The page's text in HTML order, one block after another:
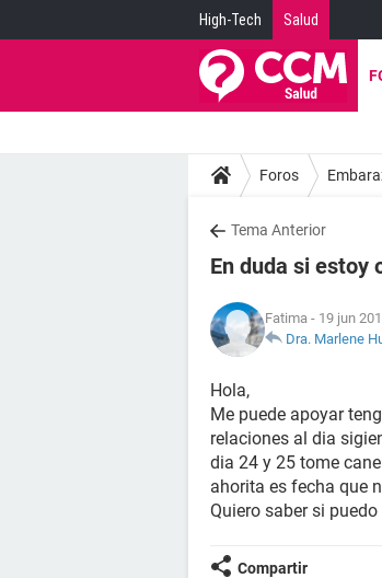
High-Tech Salud
Foros
Tema Anterior
En duda si estoy
Fatima - 19 jun
Dra. Marlene
Hola,
Me puede apoyar
relaciones al dia
dia 24 y 25 tome
ahorita es fecha que
Quiero saber si
Compartir